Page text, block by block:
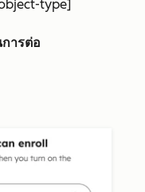
type]
ารต่อ